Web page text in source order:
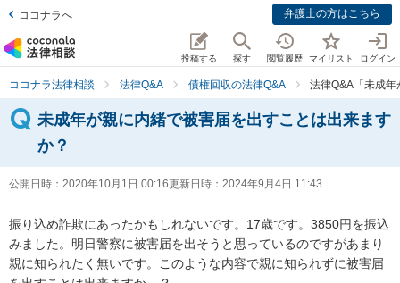
ココナラへ 弁護士の方はこちら
投稿する 探す 閲覧履歴 マイリスト ログイン
ココナラ法律相談 法律Q&A 債権回収の法律Q&A 法律Q&A「未成
未成年が親に内緒で被害届を出すことは出来ます
か？
公開日時： 2020年10月1日 00:16更新日時： 2024年9月4日 11:43
振り込め詐欺にあったかもしれないです。17歳です。3850円を振込
みました。明日警察に被害届を出そうと思っているのですがあまり
親に知られたく無いです。このような内容で親に知られずに被害届